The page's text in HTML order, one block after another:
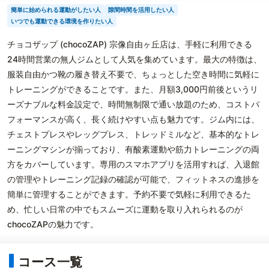
簡単に始められる運動がしたい人
隙間時間を活用したい人
いつでも運動できる環境を作りたい人
チョコザップ (chocoZAP) 宗像自由ヶ丘店は、手軽に利用できる
24時間営業の無人ジムとして人気を集めています。最大の特徴は、
服装自由かつ靴の履き替え不要で、ちょっとした空き時間に気軽に
トレーニングができることです。また、月額3,000円前後というリ
ーズナブルな料金設定で、時間無制限で通い放題のため、コストパ
フォーマンスが高く、長く続けやすい点も魅力です。ジム内には、
チェストプレスやレッグプレス、トレッドミルなど、基本的なトレ
ーニングマシンが揃っており、有酸素運動や筋力トレーニングの両
方をカバーしています。専用のスマホアプリを活用すれば、入退館
の管理やトレーニング記録の確認が可能で、フィットネスの進捗を
簡単に管理することができます。予約不要で気軽に利用できるた
め、忙しい日常の中でもスムーズに運動を取り入れられるのが
chocoZAPの魅力です。
コース一覧